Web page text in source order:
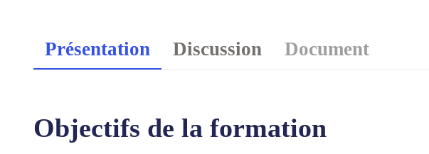
Présentation Discussion Document
Objectifs de la formation